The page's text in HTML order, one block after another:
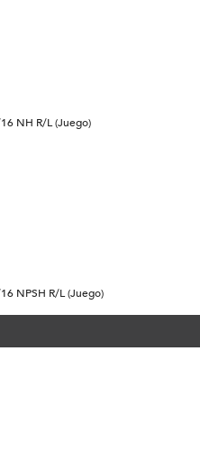
NH R/L (Juego)
NPSH R/L (Juego)